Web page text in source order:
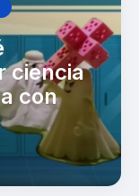
ciencia
con